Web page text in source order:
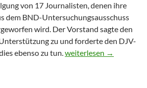
von 17 Journalisten, denen ihre
dem BND-Untersuchungsausschuss
wird. Der Vorstand sagte den
zu und forderte den DJV-
ebenso zu tun.Rechtsstaat ade? Keine
weiterlesen →